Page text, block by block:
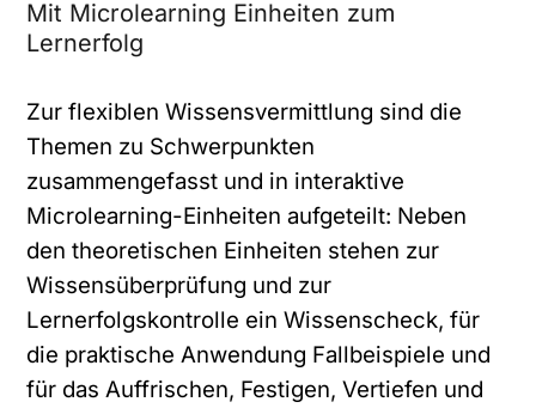
Mit Microlearning Einheiten zum
Lernerfolg
Zur flexiblen Wissensvermittlung sind die
Themen zu Schwerpunkten
zusammengefasst und in interaktive
Microlearning-Einheiten aufgeteilt: Neben
den theoretischen Einheiten stehen zur
Wissensüberprüfung und zur
Lernerfolgskontrolle ein Wissenscheck, für
die praktische Anwendung Fallbeispiele und
für das Auffrischen, Festigen, Vertiefen und
Anrede*
Bitte auswählen
Vorname *
Nachname*
Unternehmen